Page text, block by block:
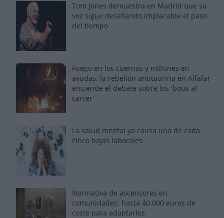
Tom Jones demuestra en Madrid que su
voz sigue desafiando implacable el paso
del tiempo
Fuego en los cuernos y millones en
ayudas: la rebelión antitaurina en Alfafar
enciende el debate sobre los 'bous al
carrer'
La salud mental ya causa una de cada
cinco bajas laborales
Normativa de ascensores en
comunidades: hasta 40.000 euros de
coste para adaptarlos